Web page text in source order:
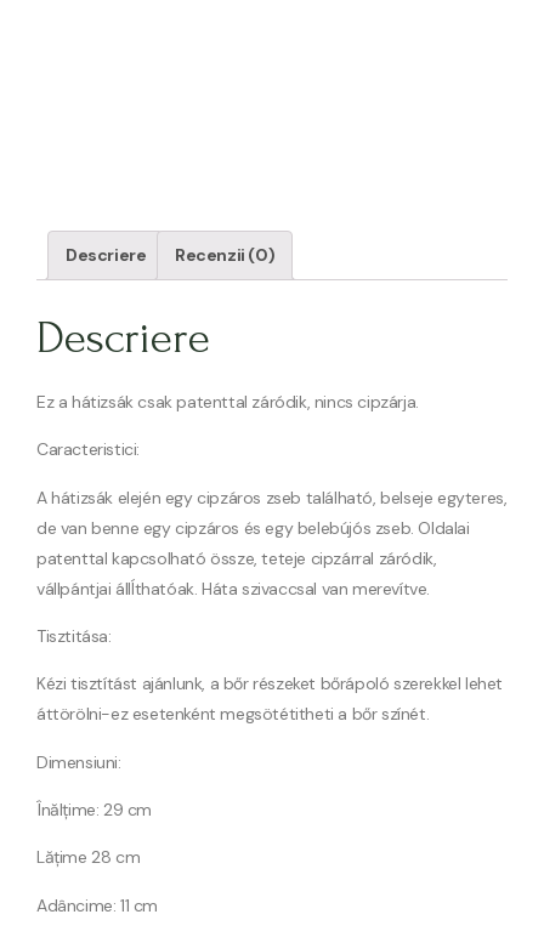
Descriere Recenzii (0)
Descriere
Ez a hátizsák csak patenttal záródik, nincs cipzárja.
Caracteristici:
A hátizsák elején egy cipzáros zseb található, belseje egyteres,
de van benne egy cipzáros és egy belebújós zseb. Oldalai
patenttal kapcsolható össze, teteje cipzárral záródik,
vállpántjai állÍthatóak. Háta szivaccsal van merevítve.
Tisztitása:
Kézi tisztítást ajánlunk, a bőr részeket bőrápoló szerekkel lehet
áttörölni-ez esetenként megsötétitheti a bőr színét.
Dimensiuni:
Înălțime: 29 cm
Lățime 28 cm
Adâncime: 11 cm